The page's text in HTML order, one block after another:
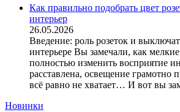
DKC (Украина)
Dyness (Китай)
E.NEXT (Украина)
EAE Electric
Eastron (Китай)
Eaton (США)
ElectrO (Украина)
Как правильно подобрать цвет
интерьер
26.05.2026
Введение: роль розеток и
интерьере Вы замечали, как
полностью изменить восприятие
расставлена, освещение грамотно
всё равно не хватает… И вот вы
Новинки